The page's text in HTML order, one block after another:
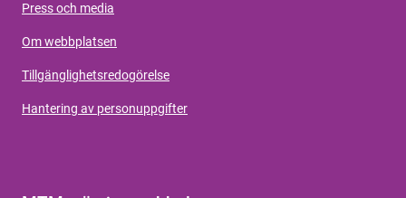
Press och media
Om webbplatsen
Tillgänglighetsredogörelse
Hantering av personuppgifter